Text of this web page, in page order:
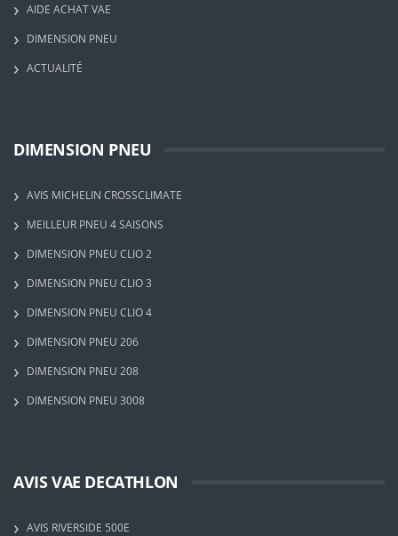
AIDE ACHAT VAE
DIMENSION PNEU
ACTUALITÉ
DIMENSION PNEU
AVIS MICHELIN CROSSCLIMATE
MEILLEUR PNEU 4 SAISONS
DIMENSION PNEU CLIO 2
DIMENSION PNEU CLIO 3
DIMENSION PNEU CLIO 4
DIMENSION PNEU 206
DIMENSION PNEU 208
DIMENSION PNEU 3008
AVIS VAE DECATHLON
AVIS RIVERSIDE 500E